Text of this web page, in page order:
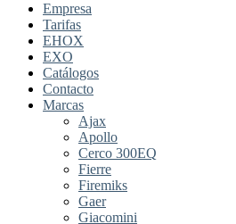
Empresa
Tarifas
EHOX
EXO
Catálogos
Contacto
Marcas
Ajax
Apollo
Cerco 300EQ
Fierre
Firemiks
Gaer
Giacomini